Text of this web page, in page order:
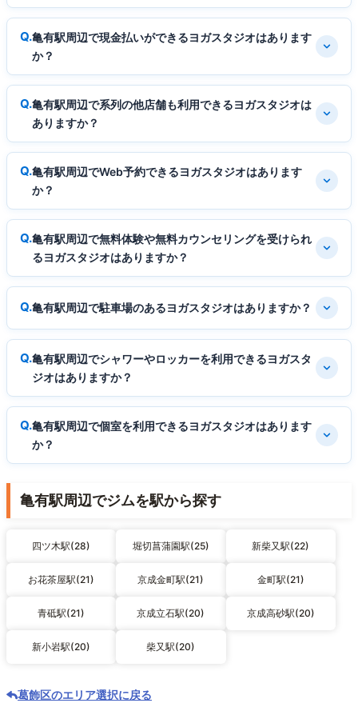
亀有駅周辺で現金払いができるヨガスタジオはあります
か？
亀有駅周辺で系列の他店舗も利用できるヨガスタジオは
ありますか？
亀有駅周辺でWeb予約できるヨガスタジオはあります
か？
亀有駅周辺で無料体験や無料カウンセリングを受けられ
るヨガスタジオはありますか？
亀有駅周辺で駐車場のあるヨガスタジオはありますか？
亀有駅周辺でシャワーやロッカーを利用できるヨガスタ
ジオはありますか？
亀有駅周辺で個室を利用できるヨガスタジオはあります
か？
亀有駅周辺でジムを駅から探す
四ツ木駅(28) 堀切菖蒲園駅(25) 新柴又駅(22)
お花茶屋駅(21) 京成金町駅(21) 金町駅(21)
青砥駅(21) 京成立石駅(20) 京成高砂駅(20)
新小岩駅(20) 柴又駅(20)
葛飾区のエリア選択に戻る